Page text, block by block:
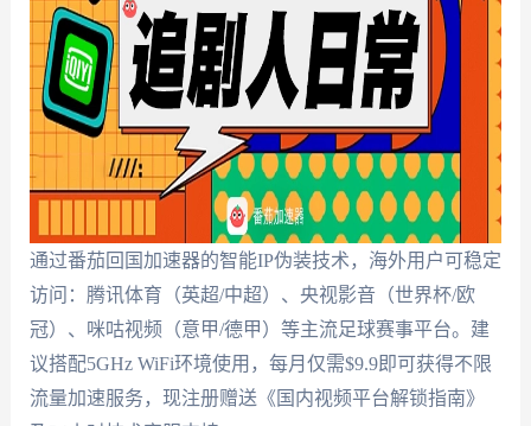
通过番茄回国加速器的智能IP伪装技术，海外用户可稳定
访问：腾讯体育（英超/中超）、央视影音（世界杯/欧
冠）、咪咕视频（意甲/德甲）等主流足球赛事平台。建
议搭配5GHz WiFi环境使用，每月仅需$9.9即可获得不限
流量加速服务，现注册赠送《国内视频平台解锁指南》